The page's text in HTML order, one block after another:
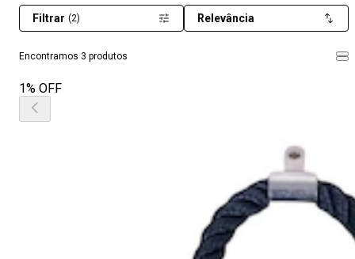
Encontramos 3 produtos
Filtrar (2) Relevância
1% OFF